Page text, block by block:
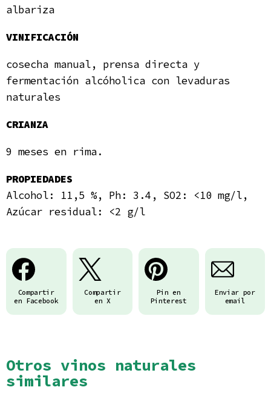
albariza
VINIFICACIÓN
cosecha manual, prensa directa y
fermentación alcóholica con levaduras
naturales
CRIANZA
9 meses en rima.
PROPIEDADES
Alcohol: 11,5 %, Ph: 3.4, SO2: <10 mg/l,
Azúcar residual: <2 g/l
Compartir
en Facebook
Compartir
en X
Pin en
Pinterest
Enviar por
email
Otros vinos naturales
similares